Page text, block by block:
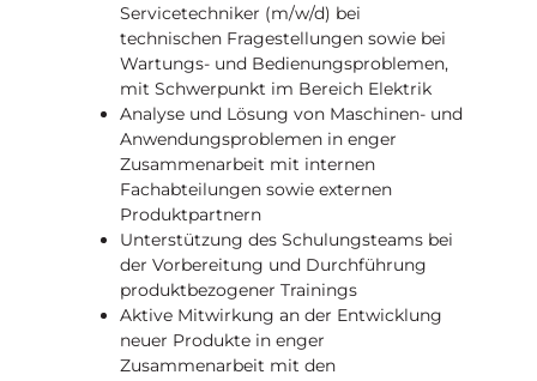
Servicetechniker (m/w/d) bei
technischen Fragestellungen sowie bei
Wartungs- und Bedienungsproblemen,
mit Schwerpunkt im Bereich Elektrik
Analyse und Lösung von Maschinen- und
Anwendungsproblemen in enger
Zusammenarbeit mit internen
Fachabteilungen sowie externen
Produktpartnern
Unterstützung des Schulungsteams bei
der Vorbereitung und Durchführung
produktbezogener Trainings
Aktive Mitwirkung an der Entwicklung
neuer Produkte in enger
Zusammenarbeit mit den